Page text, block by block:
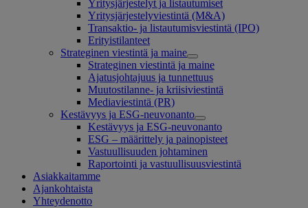
Yritysjärjestelyt ja listautumiset
Yritysjärjestelyviestintä (M&A)
Transaktio- ja listautumisviestintä (IPO)
Erityistilanteet
Strateginen viestintä ja maine
Strateginen viestintä ja maine
Ajatusjohtajuus ja tunnettuus
Muutostilanne- ja kriisiviestintä
Mediaviestintä (PR)
Kestävyys ja ESG-neuvonanto
Kestävyys ja ESG-neuvonanto
ESG – määrittely ja painopisteet
Vastuullisuuden johtaminen
Raportointi ja vastuullisuusviestintä
Asiakkaitamme
Ajankohtaista
Yhteydenotto